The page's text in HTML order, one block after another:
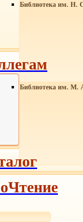
Библиотека им. Н.
Библиотека им. М.